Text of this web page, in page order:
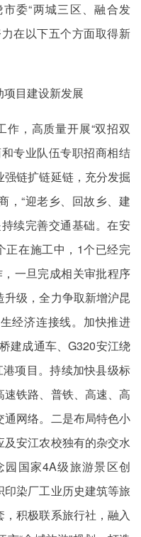
委“两城三区、融合发
在以下五个方面取得新
项目建设新发展
作，高质量开展“双招双
专业队伍专职招商相结
链扩链延链，充分发掘
，“迎老乡、回故乡、建
续完善交通基础。在安
正在施工中，1个已经完
一旦完成相关审批程序
级，全力争取新增沪昆
经济连接线。加快推进
建成通车、G320安江绕
项目。持续加快县级标
铁路、普铁、高速、高
网络。二是布局特色小
安江农校独有的杂交水
国家4A级旅游景区创
染厂工业历史建筑等旅
积极联系旅行社，融入